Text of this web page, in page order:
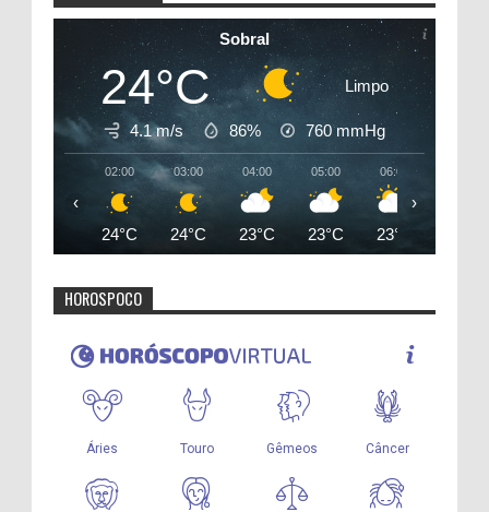
Sobral
24°C Limpo
4.1 m/s 86% 760mmHg
02:00
24°C
03:00
24°C
04:00
23°C
05:00
23°C
06:00
23°C
‹ ›
HOROSPOCO